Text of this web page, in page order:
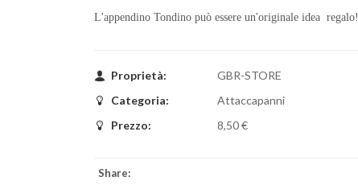
L'appendino Tondino può essere un'originale idea regalo!
Proprietà:
GBR-STORE
Categoria:
Attaccapanni
Prezzo:
8,50 €
Share: